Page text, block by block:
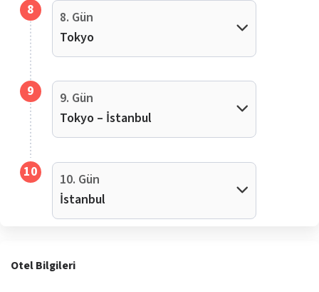
8
8. Gün
Tokyo
9
9. Gün
Tokyo – İstanbul
10
10. Gün
İstanbul
Otel Bilgileri